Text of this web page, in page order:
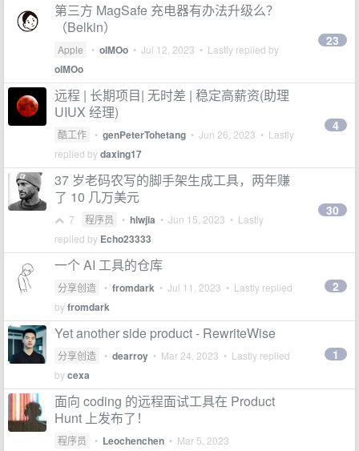
第三方 MagSafe 充电器有办法升级么？
（Belkin）
Apple • oIMOo • Jul 12, 2023 • Lastly replied by
oIMOo
23
远程 | 长期项目| 无时差 | 稳定高薪资(助理
UIUX 经理)
酷工作 • genPeterTohetang • Jun 26, 2023 • Lastly
replied bydaxing17
4
37 岁老码农写的脚手架生成工具，两年赚
了 10 几万美元
7 程序员 • hlwjia • Jun 15, 2023 • Lastly
replied by Echo23333
30
一个 AI 工具的仓库
分享创造 • fromdark • Jul 11, 2023 • Lastly replied
byfromdark
2
Yet another side product - RewriteWise
分享创造 • dearroy • Mar 24, 2023 • Lastly replied
bycexa
1
面向 coding 的远程面试工具在 Product
Hunt 上发布了！
程序员 • Leochenchen • Mar 5, 2023